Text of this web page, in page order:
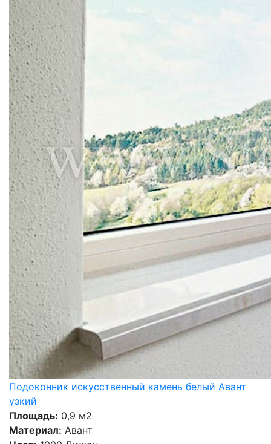
Подоконник искусственный камень белый Авант
узкий
Площадь: 0,9 м2
Материал: Авант